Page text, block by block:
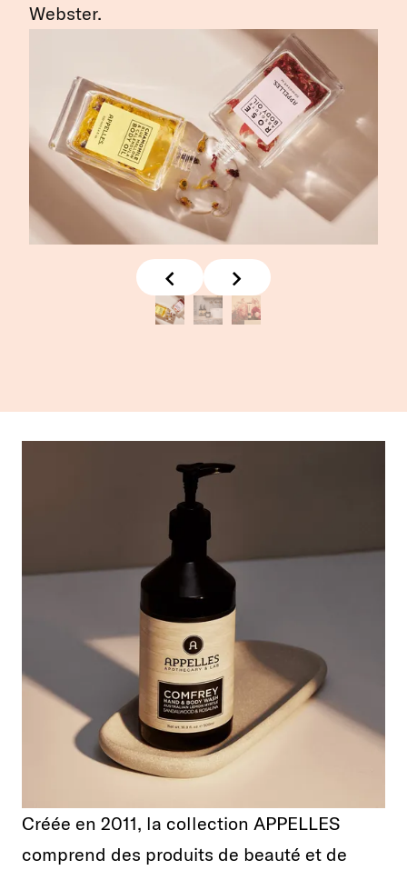
Webster.
Créée en 2011, la collection APPELLES
comprend des produits de beauté et de